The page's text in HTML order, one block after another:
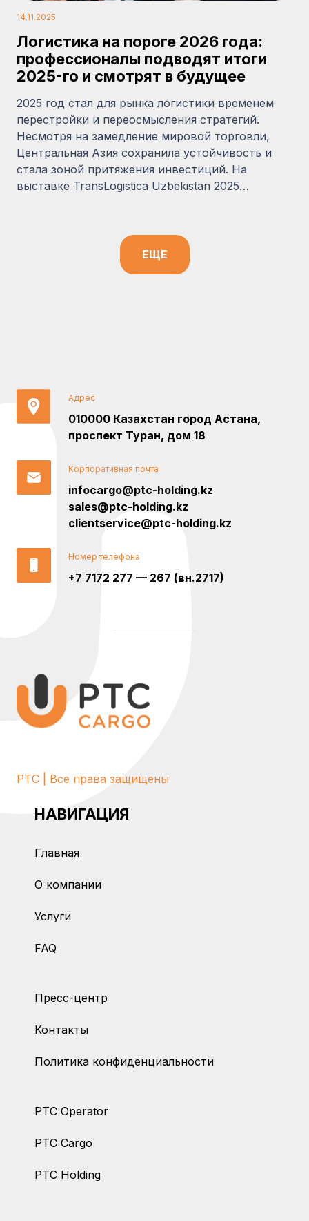
14.11.2025
Логистика на пороге 2026 года:
профессионалы подводят итоги
2025-го и смотрят в будущее
2025 год стал для рынка логистики временем
перестройки и переосмысления стратегий.
Несмотря на замедление мировой торговли,
Центральная Азия сохранила устойчивость и
стала зоной притяжения инвестиций. На
выставке TransLogistica Uzbekistan 2025…
ЕЩЕ
Адрес
010000 Казахстан город Астана,
проспект Туран, дом 18
Корпоративная почта
infocargo@ptc-holding.kz
sales@ptc-holding.kz
clientservice@ptc-holding.kz
Номер телефона
+7 7172 277 — 267 (вн.2717)
PTC | Все права защищены
НАВИГАЦИЯ
Главная
О компании
Услуги
FAQ
Пресс-центр
Контакты
Политика конфиденциальности
PTC Operator
PTC Cargo
PTC Holding